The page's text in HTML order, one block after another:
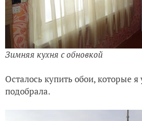
Зимняя кухня с обновкой
Осталось купить обои, которые
подобрала.